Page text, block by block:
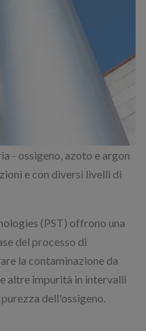
- ossigeno, azoto e argon
e con diversi livelli di
(PST) offrono una
del processo di
la contaminazione da
altre impurità in intervalli
dell'ossigeno.